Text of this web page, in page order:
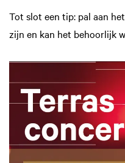
Tot slot een tip: pal aan
zijn en kan het behoorlijk